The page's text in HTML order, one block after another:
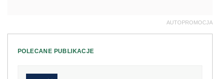
AUTOPROMOCJA
POLECANE PUBLIKACJE